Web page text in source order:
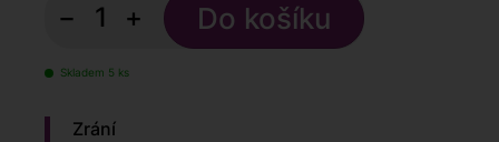
− +
Skladem 5 ks
Zrání